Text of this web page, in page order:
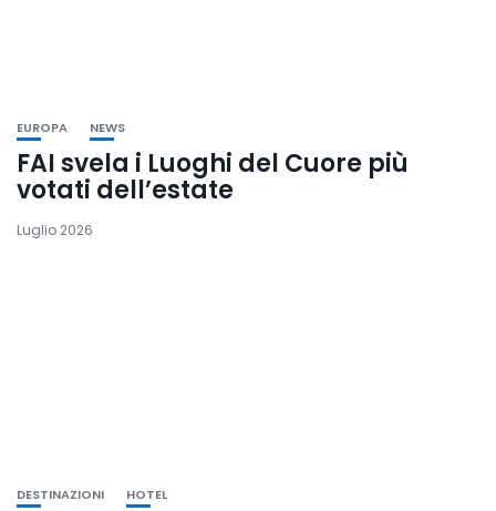
EUROPA NEWS
FAI svela i Luoghi del Cuore più
votati dell’estate
Luglio 2026
DESTINAZIONI HOTEL